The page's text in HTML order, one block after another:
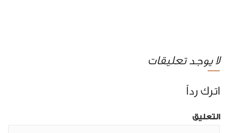
لا يوجد تعليقات
اترك رداً
التعليق